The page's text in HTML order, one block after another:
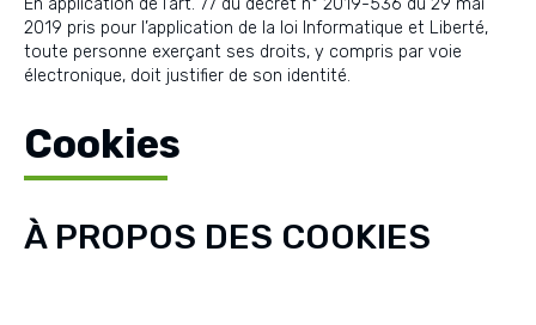
En application de l’art. 77 du décret n° 2019-536 du 29 mai
2019 pris pour l’application de la loi Informatique et Liberté,
toute personne exerçant ses droits, y compris par voie
électronique, doit justifier de son identité.
Cookies
À PROPOS DES COOKIES